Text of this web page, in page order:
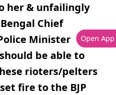
her & unfailingly
Chief
Minister
should be able to
rioters/pelters
fire to the BJP
Open App